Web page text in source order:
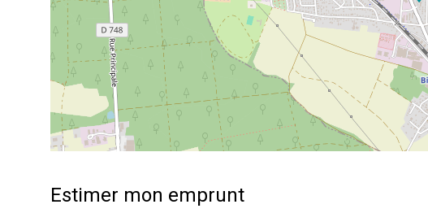
Estimer mon emprunt